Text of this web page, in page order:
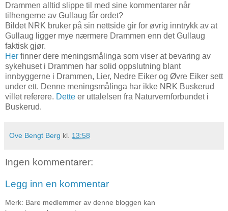
Drammen alltid slippe til med sine kommentarer når
tilhengerne av Gullaug får ordet?
Bildet NRK bruker på sin nettside gir for øvrig inntrykk av at
Gullaug ligger mye nærmere Drammen enn det Gullaug
faktisk gjør.
Her finner dere meningsmålinga som viser at bevaring av
sykehuset i Drammen har solid oppslutning blant
innbyggerne i Drammen, Lier, Nedre Eiker og Øvre Eiker sett
under ett. Denne meningsmålinga har ikke NRK Buskerud
villet referere. Dette er uttalelsen fra Naturvernforbundet i
Buskerud.
Ove Bengt Berg kl. 13:58
Ingen kommentarer:
Legg inn en kommentar
Merk: Bare medlemmer av denne bloggen kan